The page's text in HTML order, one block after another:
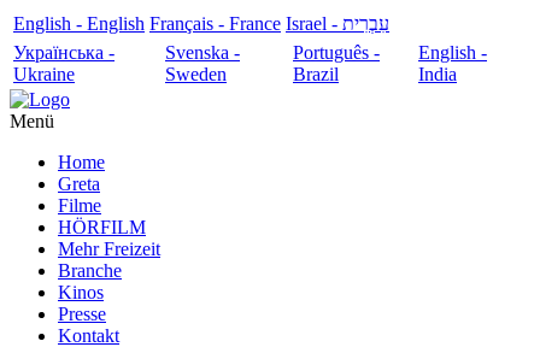
English - English Français - France
עִבְרִית - Israel
Українська -
Ukraine
Svenska -
Sweden
Português -
Brazil
English -
India
Menü
Home
Greta
Filme
HÖRFILM
Mehr Freizeit
Branche
Kinos
Presse
Kontakt